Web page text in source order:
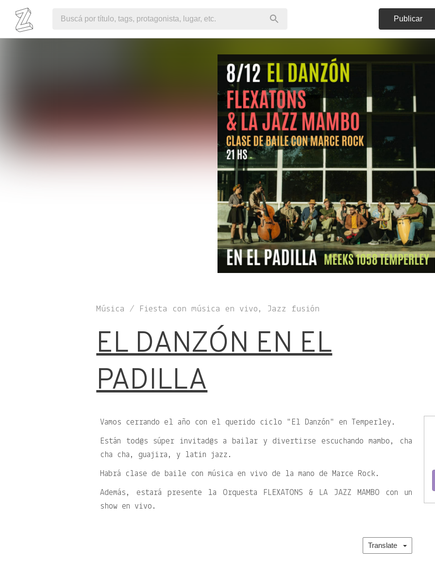
Publicar
Música / Fiesta con música en vivo, Jazz fusión
EL DANZÓN EN EL
PADILLA
Vamos cerrando el año con el querido ciclo El Danzón en Temperley.
Están tod@s súper invitad@s a bailar y divertirse escuchando mambo, cha
cha cha, guajira, y latin jazz.
Habrá clase de baile con música en vivo de la mano de Marce Rock.
Además, estará presente la Orquesta FLEXATONS & LA JAZZ MAMBO con un
show en vivo.
Translate